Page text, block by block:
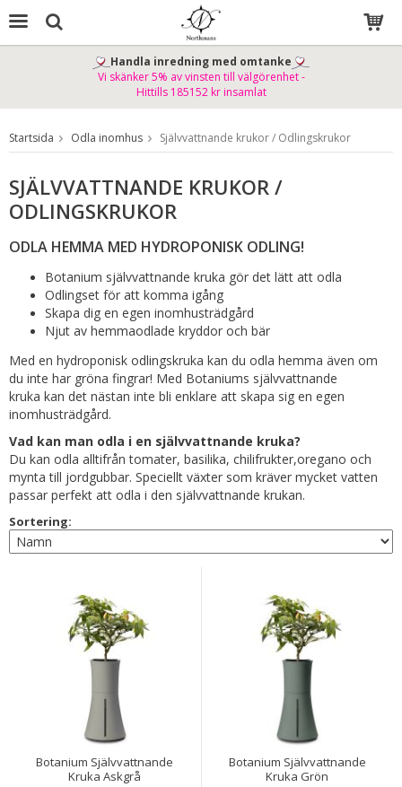
Produkten har blivit tillagd i varukorgen
Handla inredning med omtanke
Vi skänker 5% av vinsten till välgörenhet -
Hittills 185152 kr insamlat
Startsida Odla inomhus Självvattnande krukor / Odlingskrukor
SJÄLVVATTNANDE KRUKOR /
ODLINGSKRUKOR
ODLA HEMMA MED HYDROPONISK ODLING!
Botanium självvattnande kruka gör det lätt att odla
Odlingset för att komma igång
Skapa dig en egen inomhusträdgård
Njut av hemmaodlade kryddor och bär
Med en hydroponisk odlingskruka kan du odla hemma även om
du inte har gröna fingrar! Med Botaniums självvattnande
kruka kan det nästan inte bli enklare att skapa sig en egen
inomhusträdgård.
Vad kan man odla i en självvattnande kruka?
Du kan odla alltifrån tomater, basilika, chilifrukter,oregano och
mynta till jordgubbar. Speciellt växter som kräver mycket vatten
passar perfekt att odla i den självvattnande krukan.
Sortering:
Botanium Självvattnande
Kruka Askgrå
Botanium Självvattnande
Kruka Grön